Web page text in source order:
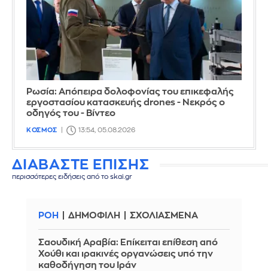
Ρωσία: Απόπειρα δολοφονίας του επικεφαλής
εργοστασίου κατασκευής drones - Νεκρός ο
οδηγός του - Βίντεο
ΚΟΣΜΟΣ 13:54, 05.08.2026
ΔΙΑΒΑΣΤΕ ΕΠΙΣΗΣ
περισσότερες ειδήσεις από το skai.gr
ΡΟΗ ΔΗΜΟΦΙΛΗ ΣΧΟΛΙΑΣΜΕΝΑ
Σαουδική Αραβία: Επίκειται επίθεση από
Χούθι και ιρακινές οργανώσεις υπό την
καθοδήγηση του Ιράν